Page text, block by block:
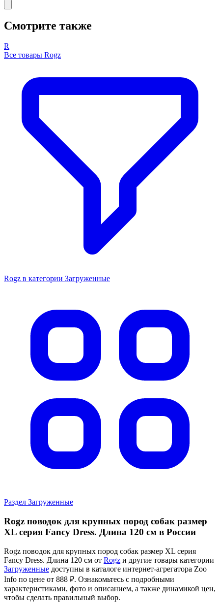
Смотрите также
R
Все товары Rogz
Rogz в категории Загруженные
Раздел Загруженные
Rogz поводок для крупных пород собак размер
XL серия Fancy Dress. Длина 120 см в России
Rogz поводок для крупных пород собак размер XL серия
Fancy Dress. Длина 120 см от Rogz и другие товары категории
Загруженные доступны в каталоге интернет-агрегатора Zoo
Info по цене от 888 ₽. Ознакомьтесь с подробными
характеристиками, фото и описанием, а также динамикой цен,
чтобы сделать правильный выбор.